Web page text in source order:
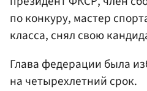
по конкуру, мастер
класса, снял свою
Глава федерации была
на четырехлетний срок.